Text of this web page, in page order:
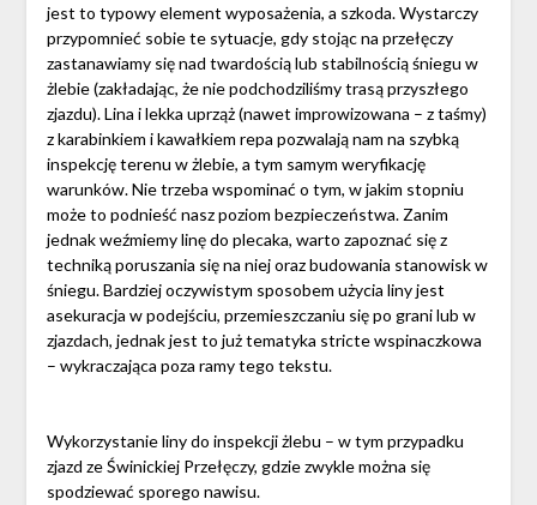
jest to typowy element wyposażenia, a szkoda. Wystarczy
przypomnieć sobie te sytuacje, gdy stojąc na przełęczy
zastanawiamy się nad twardością lub stabilnością śniegu w
żlebie (zakładając, że nie podchodziliśmy trasą przyszłego
zjazdu). Lina i lekka uprząż (nawet improwizowana – z taśmy)
z karabinkiem i kawałkiem repa pozwalają nam na szybką
inspekcję terenu w żlebie, a tym samym weryfikację
warunków. Nie trzeba wspominać o tym, w jakim stopniu
może to podnieść nasz poziom bezpieczeństwa. Zanim
jednak weźmiemy linę do plecaka, warto zapoznać się z
techniką poruszania się na niej oraz budowania stanowisk w
śniegu. Bardziej oczywistym sposobem użycia liny jest
asekuracja w podejściu, przemieszczaniu się po grani lub w
zjazdach, jednak jest to już tematyka stricte wspinaczkowa
– wykraczająca poza ramy tego tekstu.
Wykorzystanie liny do inspekcji żlebu – w tym przypadku
zjazd ze Świnickiej Przełęczy, gdzie zwykle można się
spodziewać sporego nawisu.